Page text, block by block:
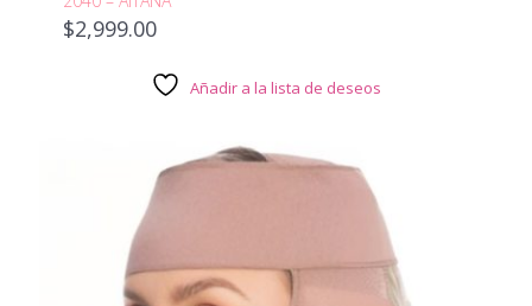
$2,999.00
Añadir a la lista de deseos